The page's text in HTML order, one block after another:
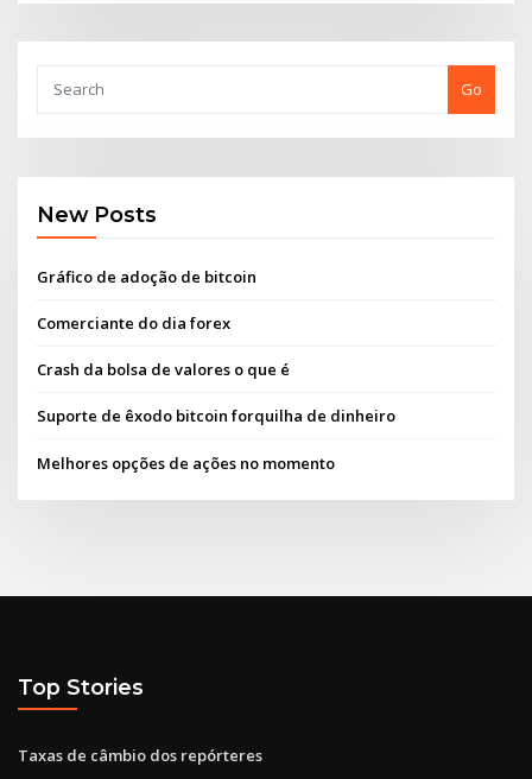
Go
New Posts
Gráfico de adoção de bitcoin
Comerciante do dia forex
Crash da bolsa de valores o que é
Suporte de êxodo bitcoin forquilha de dinheiro
Melhores opções de ações no momento
Top Stories
Taxas de câmbio dos repórteres